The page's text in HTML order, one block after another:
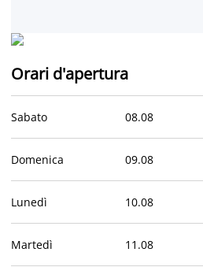
Orari d'apertura
Sabato 08.08
Domenica 09.08
Lunedì 10.08
Martedì 11 .08